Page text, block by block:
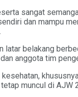
sangat
dan mampu
latar belakang
anggota tim
muncul di AJW